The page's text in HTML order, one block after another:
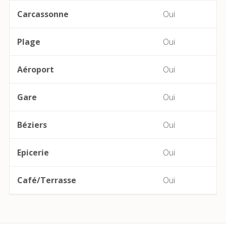
Bessan
Béziers
Bize-Minervois
Boujan-sur-Libron
Boutenac
Carcassonne Oui
Plage Oui
Aéroport Oui
Gare Oui
Béziers Oui
Epicerie Oui
Café/Terrasse Oui